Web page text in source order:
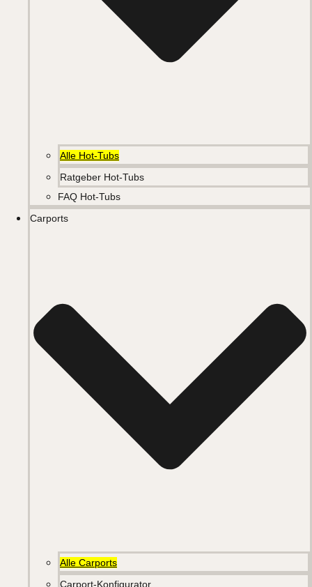
Alle Hot-Tubs
Ratgeber Hot-Tubs
FAQ Hot-Tubs
Carports
Alle Carports
Carport-Konfigurator